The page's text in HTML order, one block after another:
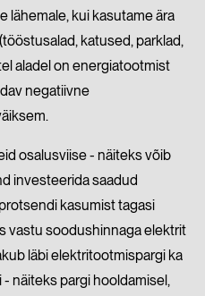
lähemale, kui kasutame ära
katused, parklad,
aladel on energiatootmist
negatiivne
osalusviise - näiteks võib
investeerida saadud
kasumist tagasi
vastu soodushinnaga elektrit
läbi elektritootmispargi ka
näiteks pargi hooldamisel,